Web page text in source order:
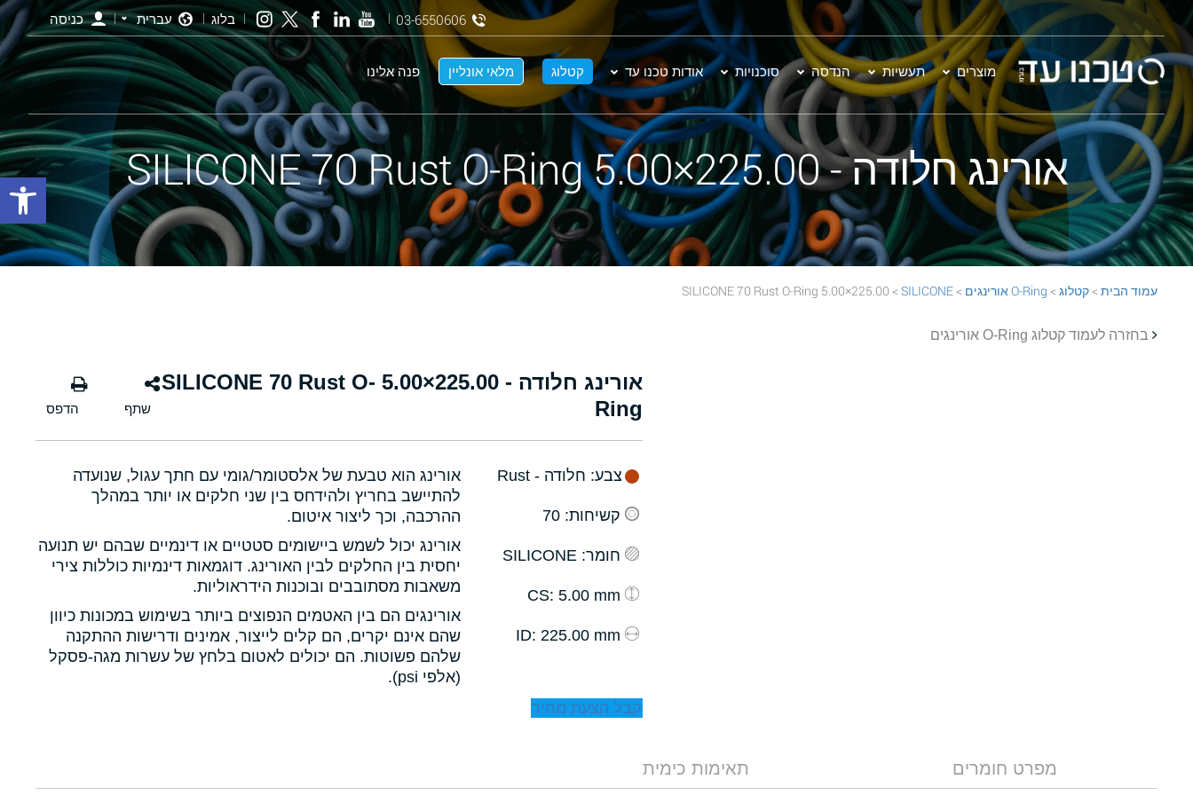
מוצרים תעשיות הנדסה סוכנויות אודות טכנו עד קטלוג מלאי אונליין פנה אלינו
03-6550606 בלוג עברית כניסה
אורינג חלודה - 225.00×5.00 SILICONE 70 Rust O-Ring
עמוד הבית >קטלוג > O-Ring אורינגים >
SILICONE
> 225.00×5.00 SILICONE 70 Rust O-Ring
בחזרה לעמוד קטלוג O-Ring אורינגים
אורינג חלודה - 225.00×5.00 SILICONE 70 Rust O-
Ring
אורינג הוא טבעת של אלסטומר/גומי עם חתך עגול, שנועדה
להתיישב בחריץ ולהידחס בין שני חלקים או יותר במהלך
ההרכבה, וכך ליצור איטום.
אורינג יכול לשמש ביישומים סטטיים או דינמיים שבהם יש תנועה
יחסית בין החלקים לבין האורינג. דוגמאות דינמיות כוללות צירי
משאבות מסתובבים ובוכנות הידראוליות.
אורינגים הם בין האטמים הנפוצים ביותר בשימוש במכונות כיוון
שהם אינם יקרים, הם קלים לייצור, אמינים ודרישות ההתקנה
שלהם פשוטות. הם יכולים לאטום בלחץ של עשרות מגה-פסקל
(אלפי psi).
צבע: חלודה - Rust
קשיחות: 70
חומר: SILICONE
: 5.00 mm
: 225.00 mm
קבל הצעת מחיר
מפרט חומרים תאימות כימית
פתח